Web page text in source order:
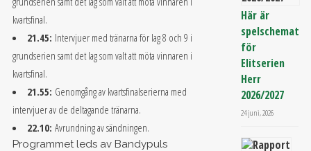
kvartsfinal.
21.45: Intervjuer med tränarna för lag 8 och 9 i
grundserien samt det lag som valt att möta vinnaren i
kvartsfinal.
21.55: Genomgång av kvartsfinalserierna med
intervjuer av de deltagande tränarna.
22.10: Avrundning av sändningen.
Programmet leds av Bandypuls
Här är
spelschemat
för
Elitserien
Herr
2026/2027
24 juni, 2026